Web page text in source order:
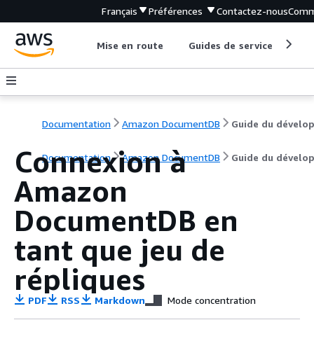
Français Préférences Contactez-nous
Mise en route Guides de service
Documentation Amazon DocumentDB
Documentation Amazon DocumentDB Guide du
Connexion à
Amazon
DocumentDB en
tant que jeu de
répliques
PDF RSS Markdown Mode concentration